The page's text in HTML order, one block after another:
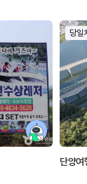
당일
단양여